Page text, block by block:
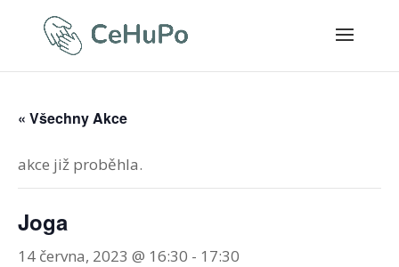
« Všechny Akce
akce již proběhla.
Joga
14 června, 2023 @ 16:30 - 17:30